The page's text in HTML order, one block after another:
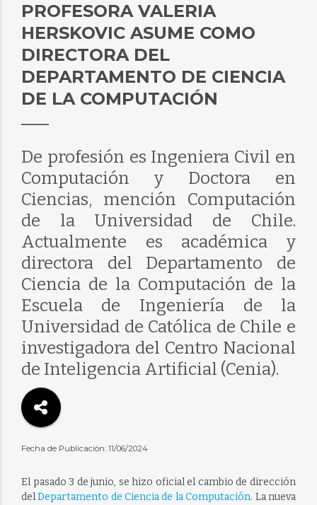
PROFESORA VALERIA
HERSKOVIC ASUME COMO
DIRECTORA DEL
DEPARTAMENTO DE CIENCIA
DE LA COMPUTACIÓN
De profesión es Ingeniera Civil en
Computación y Doctora en
Ciencias, mención Computación
de la Universidad de Chile.
Actualmente es académica y
directora del Departamento de
Ciencia de la Computación de la
Escuela de Ingeniería de la
Universidad de Católica de Chile e
investigadora del Centro Nacional
de Inteligencia Artificial (Cenia).
Fecha de Publicación: 11/06/2024
El pasado 3 de junio, se hizo oficial el cambio de dirección
delDepartamento de Ciencia de la Computación. La nueva